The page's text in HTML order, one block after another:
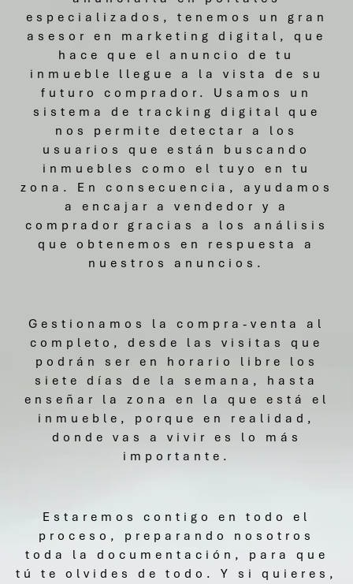
especializados, tenemos un gran
asesor en marketing digital, que
hace que el anuncio de tu
inmueble llegue a la vista de su
futuro comprador. Usamos un
sistema de tracking digital que
nos permite detectar a los
usuarios que están buscando
inmuebles como el tuyo en tu
zona. En consecuencia, ayudamos
a encajar a vendedor y a
comprador gracias a los análisis
que obtenemos en respuesta a
nuestros anuncios.
Gestionamos la compra-venta al
completo, desde las visitas que
podrán ser en horario libre los
siete días de la semana, hasta
enseñar la zona en la que está el
inmueble, porque en realidad,
donde vas a vivir es lo más
importante.
Estaremos contigo en todo el
proceso, preparando nosotros
toda la documentación, para que
tú te olvides de todo. Y si quieres,